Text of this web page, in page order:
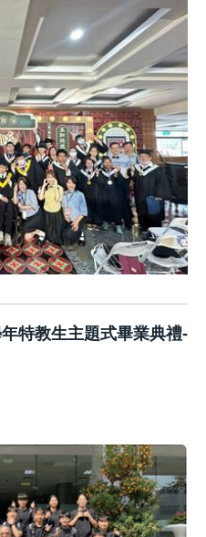
特教生主題式畢業典禮-